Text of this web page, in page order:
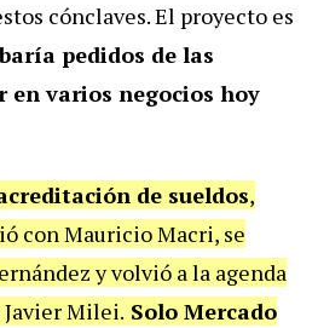
cónclaves.El proyecto es
pedidos de las
varios negocios hoy
de sueldos,
con Mauricio Macri, se
y volvió a la agenda
Javier Milei. Solo Mercado